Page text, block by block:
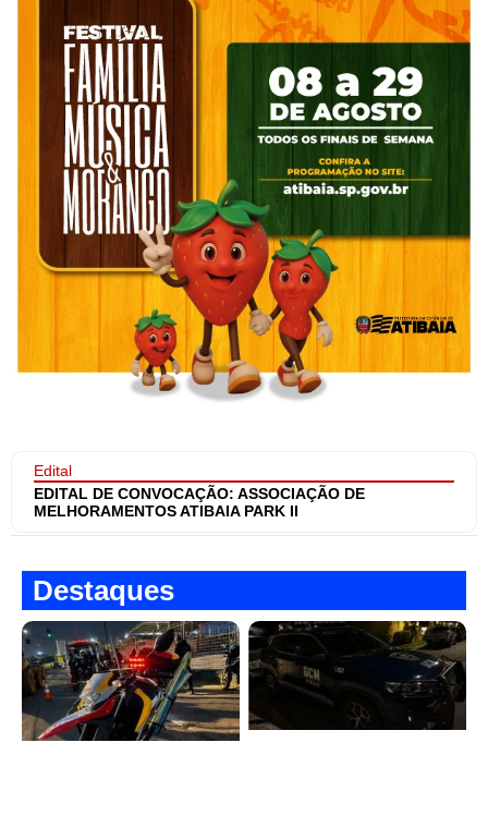
Edital
EDITAL DE CONVOCAÇÃO: ASSOCIAÇÃO DE
MELHORAMENTOS ATIBAIA PARK II
Destaques